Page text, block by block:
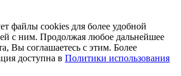
файлы cookies для более удобной
с ним. Продолжая любое дальнейшее
Вы соглашаетесь с этим. Более
доступна в Политики использования